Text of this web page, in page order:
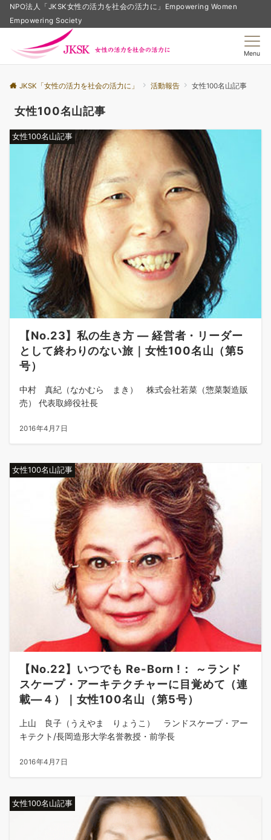
NPO法人「JKSK女性の活力を社会の活力に」Empowering Women
Empowering Society
Menu
JKSK「女性の活力を社会の活力に」 活動報告 女性100名山記事
女性100名山記事
女性100名山記事
【No.23】私の生き方 ― 経営者・リーダー
として終わりのない旅｜女性100名山（第5
号）
中村 真紀（なかむら まき） 株式会社若菜（惣菜製造販
売） 代表取締役社長
2016年4月7日
女性100名山記事
【No.22】いつでも Re-Born !： ～ランド
スケープ・アーキテクチャーに目覚めて（連
載―４）｜女性100名山（第5号）
上山 良子（うえやま りょうこ） ランドスケープ・アー
キテクト/長岡造形大学名誉教授・前学長
2016年4月7日
女性100名山記事